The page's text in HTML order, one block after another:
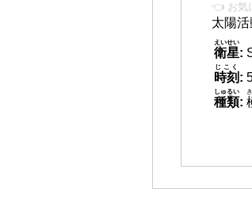
👈 お気
太陽活
衛星
えいせい
:
時刻
じこく
:
種類
しゅるい
: